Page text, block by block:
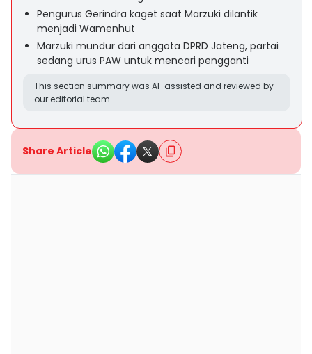
Pengurus Gerindra kaget saat Marzuki dilantik
menjadi Wamenhut
Marzuki mundur dari anggota DPRD Jateng, partai
sedang urus PAW untuk mencari pengganti
This section summary was AI-assisted and reviewed by
our editorial team.
Share Article